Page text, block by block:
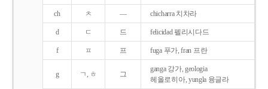
ch ㅊ ― chicharra 치차라
d ㄷ 드 felicidad 펠리시다드
f ㅍ 프 fuga 푸가, fran 프란
g ㄱ, ㅎ 그
ganga 강가, geologia
헤올로히아, yungla 융글라